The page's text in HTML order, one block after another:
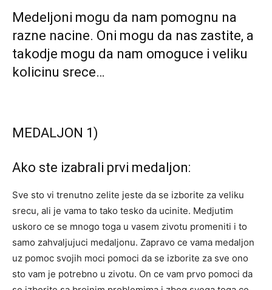
Medeljoni mogu da nam pomognu na
razne nacine. Oni mogu da nas zastite, a
takodje mogu da nam omoguce i veliku
kolicinu srece…
MEDALJON 1)
Ako ste izabrali prvi medaljon:
Sve sto vi trenutno zelite jeste da se izborite za veliku
srecu, ali je vama to tako tesko da ucinite. Medjutim
uskoro ce se mnogo toga u vasem zivotu promeniti i to
samo zahvaljujuci medaljonu. Zapravo ce vama medaljon
uz pomoc svojih moci pomoci da se izborite za sve ono
sto vam je potrebno u zivotu. On ce vam prvo pomoci da